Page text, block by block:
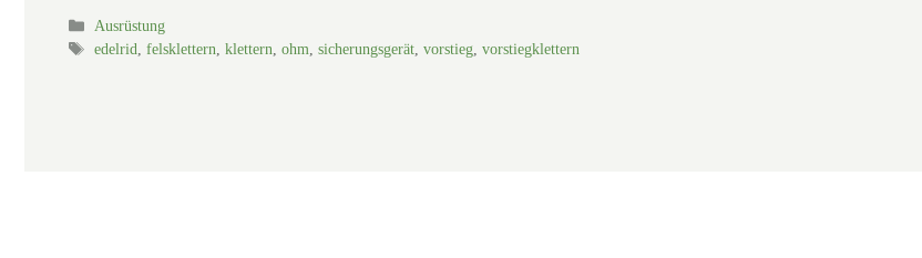
Kategorien
Ausrüstung
Schlagwörter
edelrid,felsklettern,klettern,ohm,sicherungsgerät,vorstieg,vorstiegklettern